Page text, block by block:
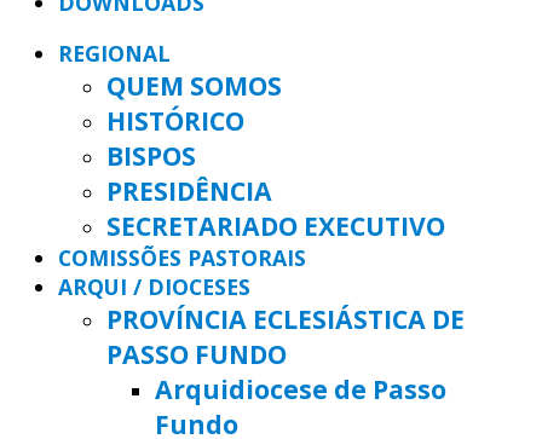
REGIONAL
QUEM SOMOS
HISTÓRICO
BISPOS
PRESIDÊNCIA
SECRETARIADO EXECUTIVO
COMISSÕES PASTORAIS
ARQUI / DIOCESES
PROVÍNCIA ECLESIÁSTICA DE
PASSO FUNDO
Arquidiocese de Passo
Fundo